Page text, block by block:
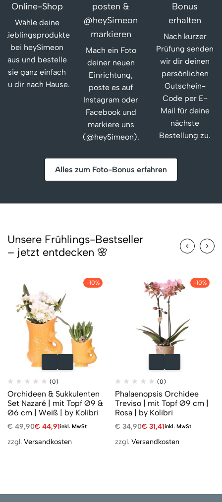
Online-Shop
Wähle deine
Lieblingsprodukte
bei heySimeon
aus und bestelle
sie ganz einfach
zu dir nach Hause.
posten &
@heySimeon
markieren
Mach ein Foto
deiner neuen
Einrichtung,
poste es auf
Instagram oder
Facebook und
markiere uns
(@heySimeon).
Bonus
erhalten
Nach kurzer
Prüfung senden
wir dir deinen
persönlichen
Gutschein-
Code per E-
Mail für deine
nächste
Bestellung zu.
Alles zum Foto-Bonus erfahren
Unsere Frühlings-Bestseller
– jetzt entdecken 🌸
-10%
(0)
Orchideen & Sukkulenten
Set Nazaré | mit Topf Ø9 &
Ø6 cm | Weiß | by Kolibri
€49,90€ 44,91inkl. MwSt
zzgl. Versandkosten
-10%
(0)
Phalaenopsis Orchidee
Treviso | mit Topf Ø9 cm |
Rosa | by Kolibri
€34,90€ 31,41inkl. MwSt
zzgl. Versandkosten